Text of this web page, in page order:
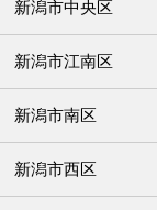
新潟市中央区
新潟市江南区
新潟市南区
新潟市西区